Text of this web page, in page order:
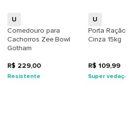
U
Comedouro para
Cachorros Zee.Bowl
Gotham
R$ 229,00
Resistente
U
Porta Ração
Cinza 15kg
R$ 109,99
Super vedação